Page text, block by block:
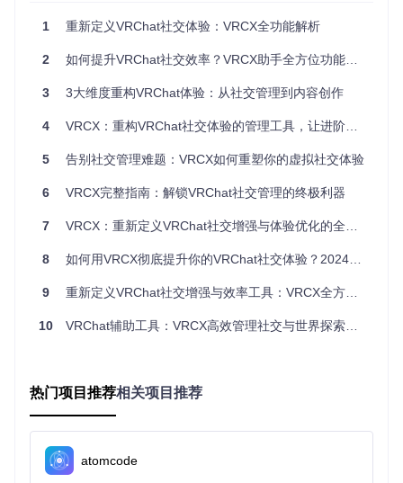
复杂流程，现在都由系统在后台智能完成。
2.3 跨平台信息整合 🔄
中的社交动态，在手机上查看当前在线好友列表。特别值得一
态，还能将重要社交事件自动转换为结构化消息，让您的社交
三、技术亮点：非Unity架构的创新突破
VRCX最引人注目的技术特色在于其"无引擎依赖"架构。传统V
RChat辅助工具往往需要基于Unity开发，受限于引擎更新周期
和内存管理机制。而VRCX采用独立的模块化设计：
轻量级通信层
：通过自定义IPC协议与VRChat进程建立低延
迟连接，数据传输效率比传统HTTP请求提升40%
持久化存储引擎：使用SQLite实现世界状态、用户偏好的本
这种架构不仅避免了Unity相关的内存泄漏问题，还使应用体积
控制在30MB以内，启动速度比同类工具快2-3倍。
四、个性化体验：打造专属虚拟社交空间
1 重新定义VRChat社交体验：VRCX全功能解析
2 如何提升VRChat社交效率？VRCX助手全方位功能解析
3 3大维度重构VRChat体验：从社交管理到内容创作
4 VRCX：重构VRChat社交体验的管理工具，让进阶用户实现高效社交与探索
5 告别社交管理难题：VRCX如何重塑你的虚拟社交体验
6 VRCX完整指南：解锁VRChat社交管理的终极利器
7 VRCX：重新定义VRChat社交增强与体验优化的全方位辅助工具
8 如何用VRCX彻底提升你的VRChat社交体验？2024最新完整指南 🚀
9 重新定义VRChat社交增强与效率工具：VRCX全方位体验指南
10 VRChat辅助工具：VRCX高效管理社交与世界探索指南
热门项目推荐相关项目推荐
atomcode